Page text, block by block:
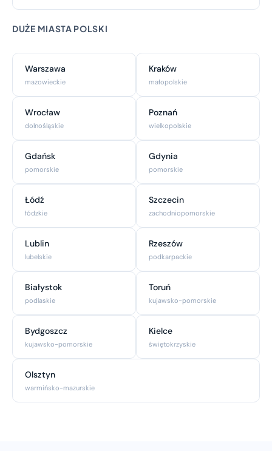
DUŻE MIASTA POLSKI
Warszawa
mazowieckie
Kraków
małopolskie
Wrocław
dolnośląskie
Poznań
wielkopolskie
Gdańsk
pomorskie
Gdynia
pomorskie
Łódź
łódzkie
Szczecin
zachodniopomorskie
Lublin
lubelskie
Rzeszów
podkarpackie
Białystok
podlaskie
Toruń
kujawsko-pomorskie
Bydgoszcz
kujawsko-pomorskie
Kielce
świętokrzyskie
Olsztyn
warmińsko-mazurskie